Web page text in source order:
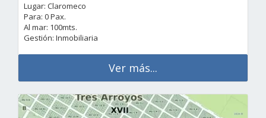
Lugar: Claromeco
Para: 0 Pax.
Al mar: 100mts.
Gestión: Inmobiliaria
Ver más...